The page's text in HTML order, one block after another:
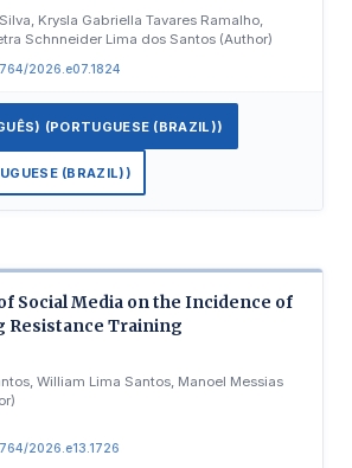
Krysla Gabriella Tavares Ramalho,
Schnneider Lima dos Santos (Author)
2026.e07.1824
(PORTUGUESE (BRAZIL))
(BRAZIL))
Social Media on the Incidence of
Resistance Training
William Lima Santos, Manoel Messias
2026.e13.1726